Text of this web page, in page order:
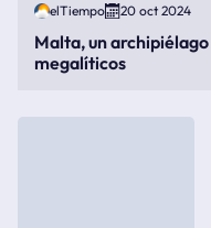
elTiempo 20 oct 2024
Malta, un
megalíticos